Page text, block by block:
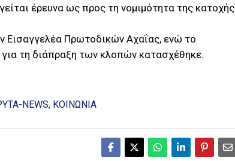
έρευνα ως προς τη νομιμότητα της κατοχής
Εισαγγελέα Πρωτοδικών Αχαΐας, ενώ το
τη διάπραξη των κλοπών κατασχέθηκε.
NEWS ΚΟΙΝΩΝΙΑ